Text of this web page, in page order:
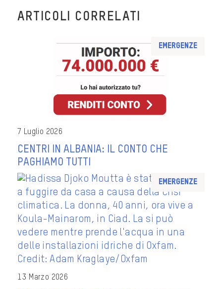
ARTICOLI CORRELATI
Emergenze
7 Luglio 2026
CENTRI IN ALBANIA: IL CONTO CHE
PAGHIAMO TUTTI
Emergenze
13 Marzo 2026